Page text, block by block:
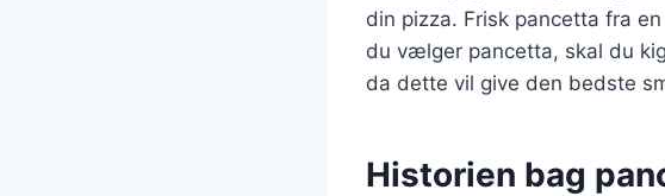
din pizza. Frisk pancetta fra
du vælger pancetta, skal du
da dette vil give den bedste
Historien bag